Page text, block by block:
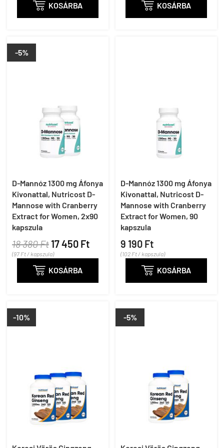
 KOSÁRBA  KOSÁRBA
-5%
D-Mannóz 1300 mg Áfonya
Kivonattal, Nutricost D-
Mannose with Cranberry
Extract for Women, 2x90
kapszula
18 380 Ft 17 450 Ft
(97 Ft / kapszula)
 KOSÁRBA
D-Mannóz 1300 mg Áfonya
Kivonattal, Nutricost D-
Mannose with Cranberry
Extract for Women, 90
kapszula
9 190 Ft
(102 Ft / kapszula)
 KOSÁRBA
-10% -5%